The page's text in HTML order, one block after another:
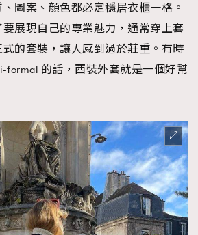
圖案、顏色都必定穩居衣櫃一格。
展現自己的專業魅力，通常穿上套
的套裝，讓人感到過於莊重。有時
formal 的話，西裝外套就是一個好幫